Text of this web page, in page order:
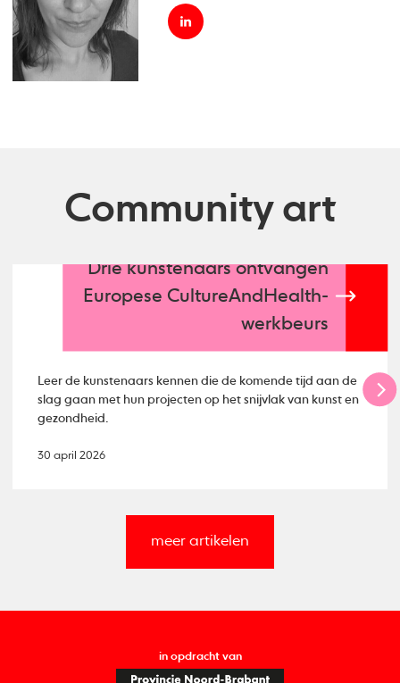
Community art
Drie kunstenaars ontvangen
Europese CultureAndHealth-
werkbeurs
Leer de kunstenaars kennen die de komende tijd aan de
slag gaan met hun projecten op het snijvlak van kunst en
gezondheid.
30 april 2026
meer artikelen
in opdracht van